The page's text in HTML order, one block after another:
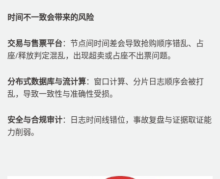
时间不一致会带来的风险
交易与售票平台：节点间时间差会导致抢购顺序错乱、占
座/释放判定混乱，出现超卖或占座不出票问题。
分布式数据库与流计算：窗口计算、分片日志顺序会被打
乱，导致一致性与准确性受损。
安全与合规审计：日志时间线错位，事故复盘与证据取证能
力削弱。